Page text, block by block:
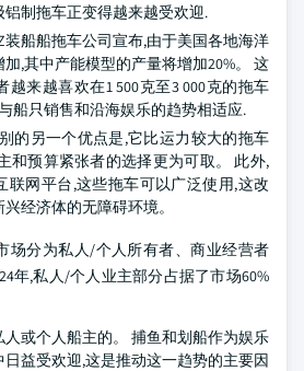
制拖车正变得越来越受欢迎.
装船船拖车公司宣布,由于美国各地海洋
,其中产能模型的产量将增加20%。 这
越来越喜欢在1 500克至3 000克的拖车
船只销售和沿海娱乐的趋势相适应.
的另一个优点是,它比运力较大的拖车
和预算紧张者的选择更为可取。 此外,
联网平台,这些拖车可以广泛使用,这改
经济体的无障碍环境。
场分为私人/个人所有者、商业经营者
年,私人/个人业主部分占据了市场60%
或个人船主的。 捕鱼和划船作为娱乐
益受欢迎,这是推动这一趋势的主要因